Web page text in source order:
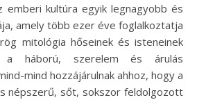
amely több ezer éve foglalkoztatja
mitológia hőseinek és isteneinek
a háború, szerelem és árulás
mind hozzájárulnak ahhoz, hogy a
népszerű, sőt, sokszor feldolgozott